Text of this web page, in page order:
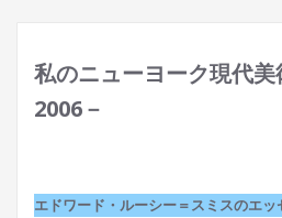
私のニューヨーク現代
2006－
エドワード・ルーシー＝スミスのエッ